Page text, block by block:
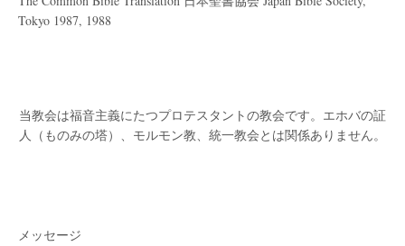
Tokyo 1987, 1988
当教会は福音主義にたつプロテスタントの教会です。 エホバの証
人（ものみの塔）、モルモン教、統一教会とは関係ありません。
メッセージ